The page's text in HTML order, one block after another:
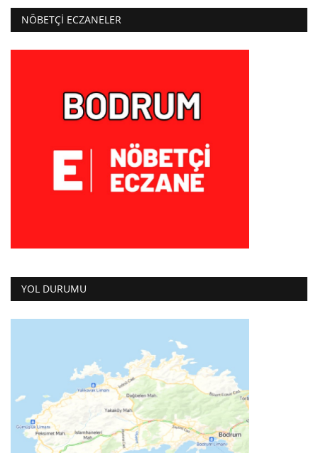
NÖBETÇI ECZANELER
YOL DURUMU